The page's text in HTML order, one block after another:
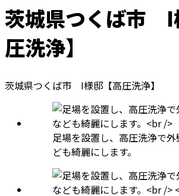
茨城県つくば市 I
圧洗浄】
茨城県つくば市 I様邸【高圧洗浄】
足場を設置し、高圧洗浄で
ども綺麗にします。